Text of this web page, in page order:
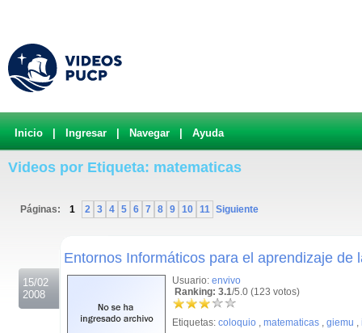
Inicio Ingresar Navegar Ayuda
Videos por Etiqueta: matematicas
Páginas: 1 2 3 4 5 6 7 8 9 10 11 Siguiente
15/02
2008
Entornos Informáticos para el aprendizaje de
Usuario: envivo
Ranking: 3.1/5.0 (123 votos)
Etiquetas: coloquio , matematicas , giemu ,